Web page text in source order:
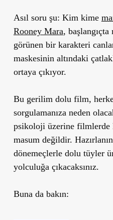
Asıl soru şu: Kim kime
Rooney Mara,
görünen bir karakteri
maskesinin altındaki
ortaya çıkıyor.
Bu gerilim dolu film,
sorgulamanıza neden
psikoloji üzerine filmlerde
masum değildir.
dönemeçlerle dolu tüyler
yolculuğa çıkacaksınız.
Buna da bakın: